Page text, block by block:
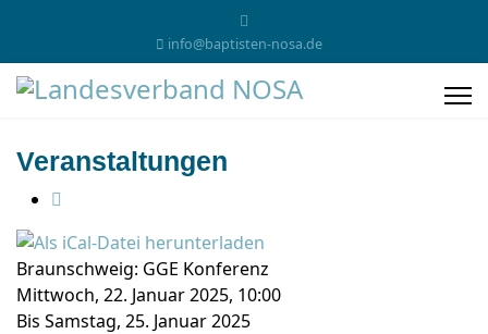
info@baptisten-nosa.de
Veranstaltungen
Braunschweig: GGE Konferenz
Mittwoch, 22. Januar 2025, 10:00
Bis Samstag, 25. Januar 2025